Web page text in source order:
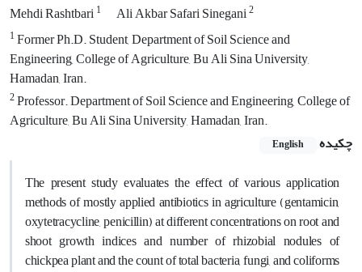
Mehdi Rashtbari1 Ali Akbar Safari Sinegani2
1Former Ph.D. Student, Department of Soil Science and
Engineering, College of Agriculture, Bu Ali Sina University,
Hamadan, Iran.
2Professor. Department of Soil Science and Engineering, College of
Agriculture, Bu Ali Sina University, Hamadan, Iran.
چکیده
English
The present study evaluates the effect of various application
methods of mostly applied antibiotics in agriculture (gentamicin,
oxytetracycline, penicillin) at different concentrations on root and
shoot growth indices and number of rhizobial nodules of
chickpea plant and the count of total bacteria, fungi, and coliforms